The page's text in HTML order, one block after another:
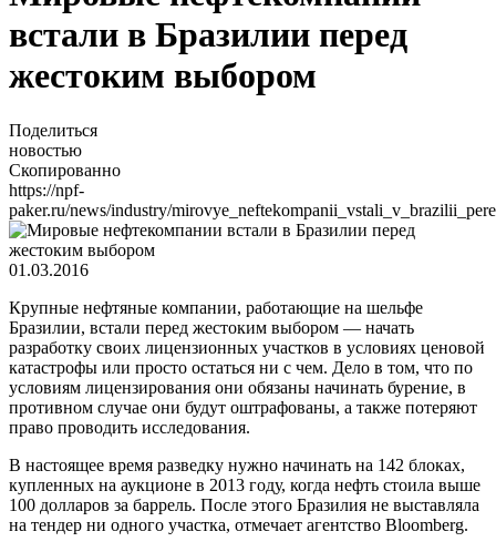
встали в Бразилии перед
жестоким выбором
Поделиться
новостью
Скопированно
https://npf-
paker.ru/news/industry/
01.03.2016
Крупные нефтяные компании, работающие на шельфе
Бразилии, встали перед жестоким выбором — начать
разработку своих лицензионных участков в условиях ценовой
катастрофы или просто остаться ни с чем. Дело в том, что по
условиям лицензирования они обязаны начинать бурение, в
противном случае они будут оштрафованы, а также потеряют
право проводить исследования.
В настоящее время разведку нужно начинать на 142 блоках,
купленных на аукционе в 2013 году, когда нефть стоила выше
100 долларов за баррель. После этого Бразилия не выставляла
на тендер ни одного участка, отмечает агентство Bloomberg.